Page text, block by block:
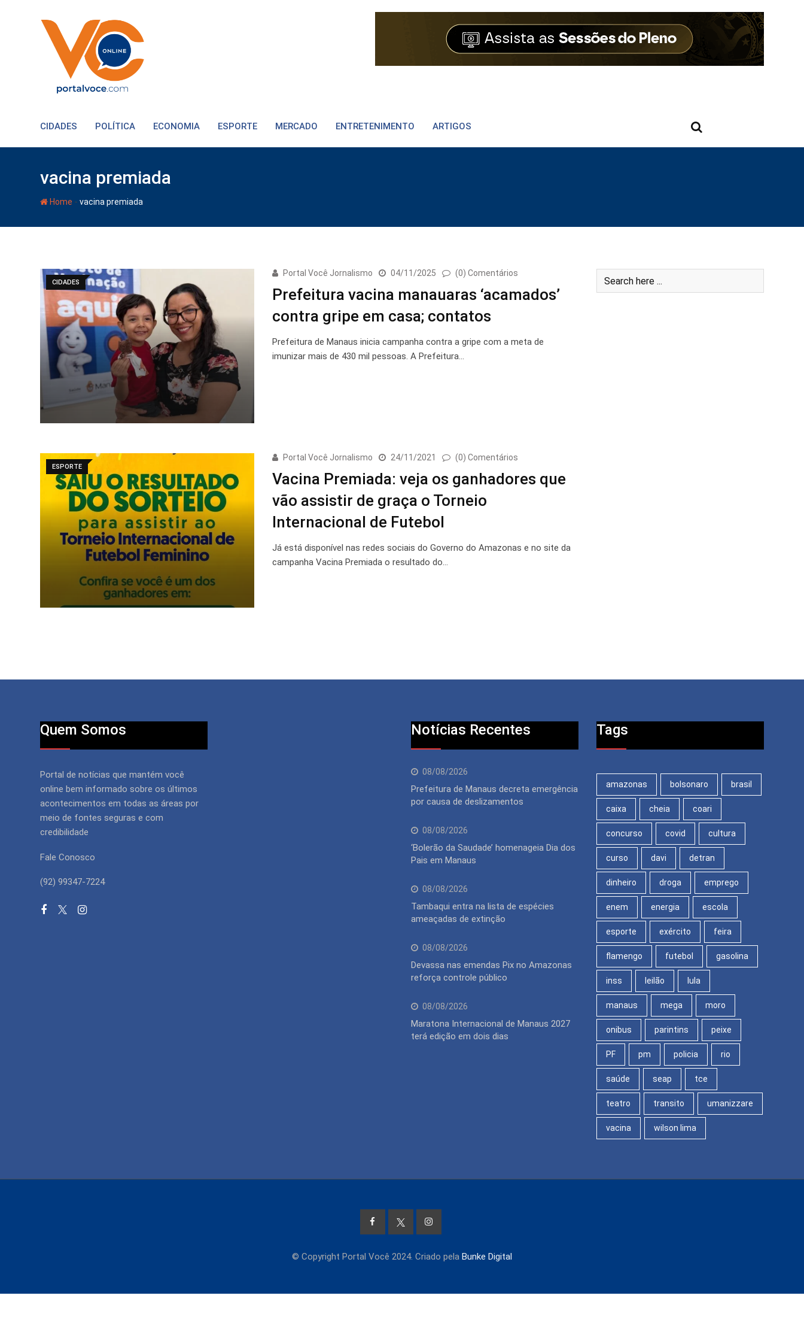
CIDADES POLÍTICA ECONOMIA ESPORTE MERCADO ENTRETENIMENTO ARTIGOS
vacina premiada
Home - vacina premiada
CIDADES
Portal Você Jornalismo 04/11/2025 (0) Comentários
Prefeitura vacina manauaras ‘acamados’
contra gripe em casa; contatos
Prefeitura de Manaus inicia campanha contra a gripe com a meta de
imunizar mais de 430 mil pessoas. A Prefeitura…
ESPORTE
Portal Você Jornalismo 24/11/2021 (0) Comentários
Vacina Premiada: veja os ganhadores que
vão assistir de graça o Torneio
Internacional de Futebol
Já está disponível nas redes sociais do Governo do Amazonas e no site da
campanha Vacina Premiada o resultado do…
Quem Somos
Portal de notícias que mantém você
online bem informado sobre os últimos
acontecimentos em todas as áreas por
meio de fontes seguras e com
credibilidade
Fale Conosco
(92) 99347-7224
Notícias Recentes
08/08/2026
Prefeitura de Manaus decreta emergência
por causa de deslizamentos
08/08/2026
‘Bolerão da Saudade’ homenageia Dia dos
Pais em Manaus
08/08/2026
Tambaqui entra na lista de espécies
ameaçadas de extinção
08/08/2026
Devassa nas emendas Pix no Amazonas
reforça controle público
08/08/2026
Maratona Internacional de Manaus 2027
terá edição em dois dias
Tags
amazonas bolsonaro brasil
caixa cheia coari
concurso covid cultura
curso davi detran
dinheiro droga emprego
enem energia escola
esporte exército feira
flamengo futebol gasolina
inss leilão lula
manaus mega moro
onibus parintins peixe
PF pm policia rio
saúde seap tce
teatro transito umanizzare
vacina wilson lima
© Copyright Portal Você 2024. Criado pela Bunke Digital